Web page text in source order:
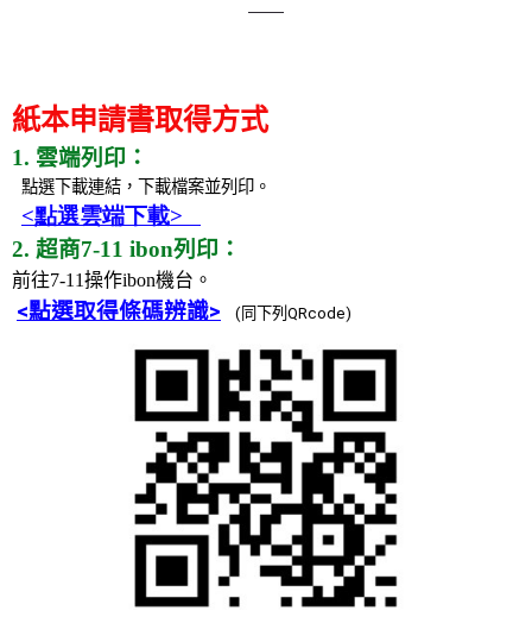
紙本申請書取得方式
1. 雲端列印：
點選下載連結，下載檔案並列印。
<點選雲端下載>
2. 超商7-11 ibon列印：
前往7-11操作ibon機台。
<點選取得條碼辨識> (同下列QRcode)